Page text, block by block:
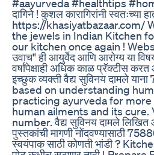
#aayurveda #healthtips
दागिने ! कुशल कारागिरांनी
https://khasiyatbazaar.com/
the jewels in Indian Kitchen
our kitchen once again !
उवाच" ही आयुर्वेद आणि आरोग्य या
वर्षांपेक्षाही अधिक काळ प्रॅक्टीस
इच्छुक व्यक्ती वैद्य सुविनय दामले
based on understanding
practicing ayurveda for
human ailments and its
number. वैद्य सुविनय दामले लिखित
पुस्तकांची मागणी नोंदवण्यासाठी
स्वयंपाक साठी कोणती भांडी ?